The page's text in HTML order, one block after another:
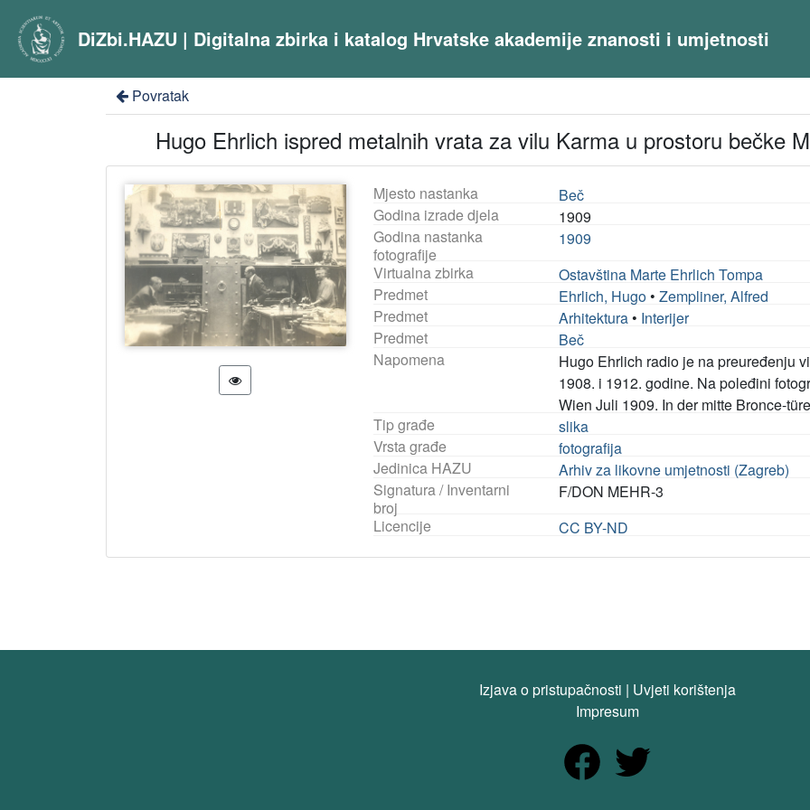
DiZbi.HAZU | Digitalna zbirka i katalog Hrvatske akademije znanosti i umjetnosti
Povratak
Hugo Ehrlich ispred metalnih vrata za vilu Karma u prostoru bečke
Mjesto nastanka
Beč
Godina izrade djela
1909
Godina nastanka
fotografije
1909
Virtualna zbirka
Ostavština Marte Ehrlich Tompa
Predmet
Ehrlich, Hugo •Zempliner, Alfred
Predmet
Arhitektura • Interijer
Predmet
Beč
Napomena
Hugo Ehrlich radio je na preuređenju
1908. i 1912. godine. Na poleđini
Wien Juli 1909. In der mitte Bronce-
Tip građe
slika
Vrsta građe
fotografija
Jedinica HAZU
Arhiv za likovne umjetnosti (Zagreb)
Signatura / Inventarni
broj
F/DON MEHR-3
Licencije
CC BY-ND
Izjava o pristupačnosti | Uvjeti korištenja
Impresum